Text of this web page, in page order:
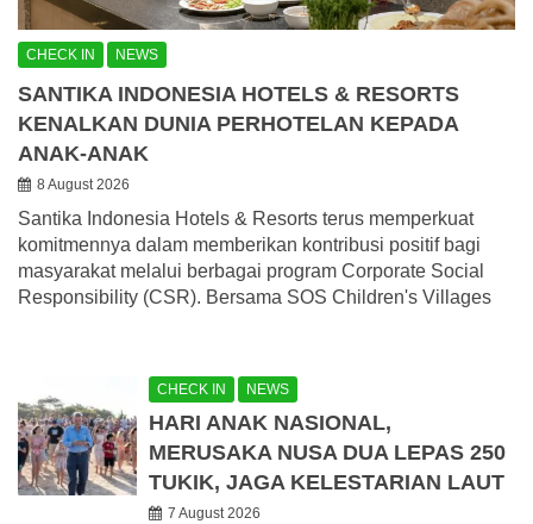
CHECK IN NEWS
SANTIKA INDONESIA HOTELS & RESORTS
KENALKAN DUNIA PERHOTELAN KEPADA
ANAK-ANAK
8 August 2026
Santika Indonesia Hotels & Resorts terus memperkuat
komitmennya dalam memberikan kontribusi positif bagi
masyarakat melalui berbagai program Corporate Social
Responsibility (CSR). Bersama SOS Children's Villages
CHECK IN NEWS
HARI ANAK NASIONAL,
MERUSAKA NUSA DUA LEPAS 250
TUKIK, JAGA KELESTARIAN LAUT
7 August 2026